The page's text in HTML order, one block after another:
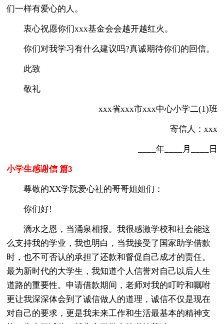
们一样有爱心的人。
衷心祝愿你们xxx基金会会越开越红火。
你们对我学习有什么建议吗?真诚期待你们的回信。
此致
敬礼
xxx省xxx市xxx中心小学二(1)班
寄信人：xxx
____年____月____日
小学生感谢信 篇3
尊敬的XX学院爱心社的哥哥姐姐们：
你们好!
滴水之恩，当涌泉相报。我很感激学校和社会能这
么支持我的学业，我也明白，当我接受了国家助学借款
时，也不可否认的承担了还款和督促自己成才的责任。
最为新时代的大学生，我知道个人信誉对自己以后人生
道路的重要性。申请借款期间，老师对我的叮咛和嘱咐
更让我深深体会到了诚信做人的道理，诚信不仅是现在
对自己的要求，更是我未来工作和生活最基本的精神支